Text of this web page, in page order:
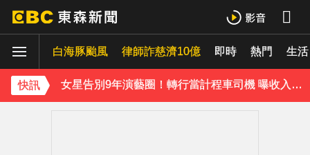
白海豚颱風 律師詐慈濟10億 即時 熱門 生活
快訊
泰男團Dragon 5男星爆死訊！騎單車離家失聯 陳屍河中驚見「20公斤重物」
女星告別9年演藝圈！轉行當計程車司機 曝收入：比演員賺更多